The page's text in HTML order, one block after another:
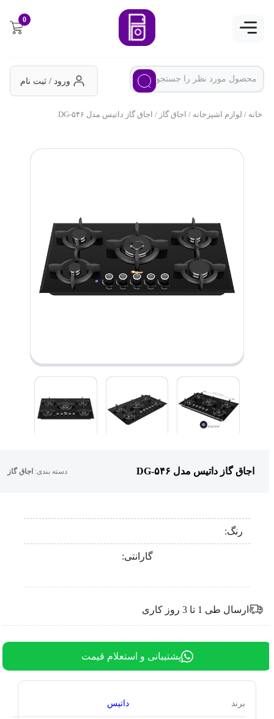
0
ورود / ثبت نام
خانه/ لوازم اشپزخانه/ اجاق گاز/ اجاق گاز داتیس مدل DG-۵۴۶
اجاق گاز داتیس مدل DG-۵۴۶ دسته بندی:اجاق گاز
رنگ:
گارانتی:
ارسال طی 1 تا 3 روز کاری
پشتیبانی و استعلام قیمت
برند داتیس